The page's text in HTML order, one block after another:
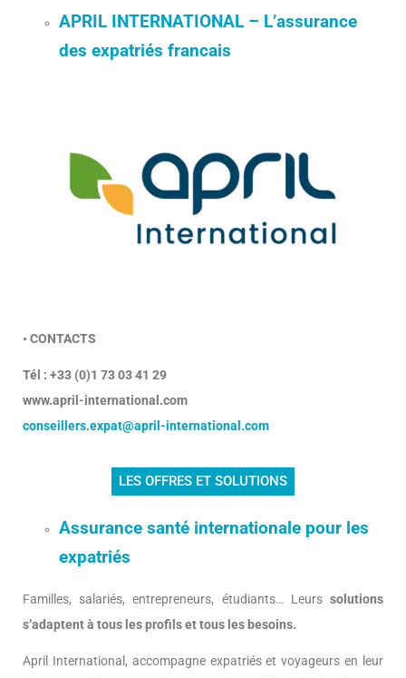
APRIL INTERNATIONAL – L’assurance
des expatriés francais
• CONTACTS
Tél : +33 (0)1 73 03 41 29
www.april-international.com
conseillers.expat@april-international.com
LES OFFRES ET SOLUTIONS
Assurance santé internationale pour les
expatriés
Familles, salariés, entrepreneurs, étudiants… Leurs solutions
s’adaptent à tous les profils et tous les besoins.
April International, accompagne expatriés et voyageurs en leur